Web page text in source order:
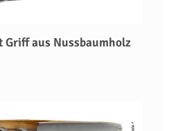
aus Nussbaumholz